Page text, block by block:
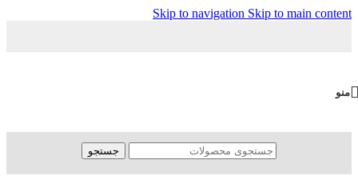
Skip to navigation Skip to main content
منو
جستجو